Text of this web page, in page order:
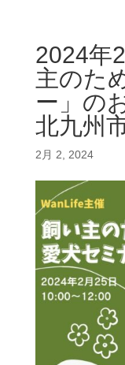
2024年
主のた
ー」の
北九州
2月 2, 2024